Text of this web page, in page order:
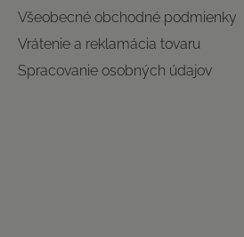
Všeobecné obchodné podmienky
Vrátenie a reklamácia tovaru
Spracovanie osobných údajov